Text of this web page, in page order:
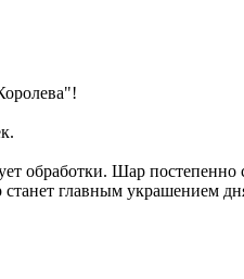
обработки. Шар постепенно
главным украшением